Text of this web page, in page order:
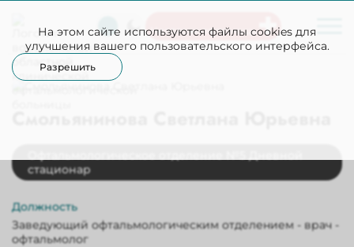
На этом сайте используются файлы cookies для
улучшения вашего пользовательского интерфейса.
Разрешить
Неотложная помощь
стационар
Должность
Заведующий офтальмологическим отделением - врач -
офтальмолог